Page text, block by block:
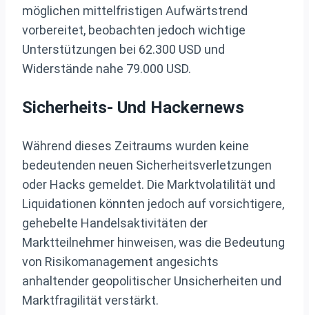
möglichen mittelfristigen Aufwärtstrend
vorbereitet, beobachten jedoch wichtige
Unterstützungen bei 62.300 USD und
Widerstände nahe 79.000 USD.
Sicherheits- Und Hackernews
Während dieses Zeitraums wurden keine
bedeutenden neuen Sicherheitsverletzungen
oder Hacks gemeldet. Die Marktvolatilität und
Liquidationen könnten jedoch auf vorsichtigere,
gehebelte Handelsaktivitäten der
Marktteilnehmer hinweisen, was die Bedeutung
von Risikomanagement angesichts
anhaltender geopolitischer Unsicherheiten und
Marktfragilität verstärkt.